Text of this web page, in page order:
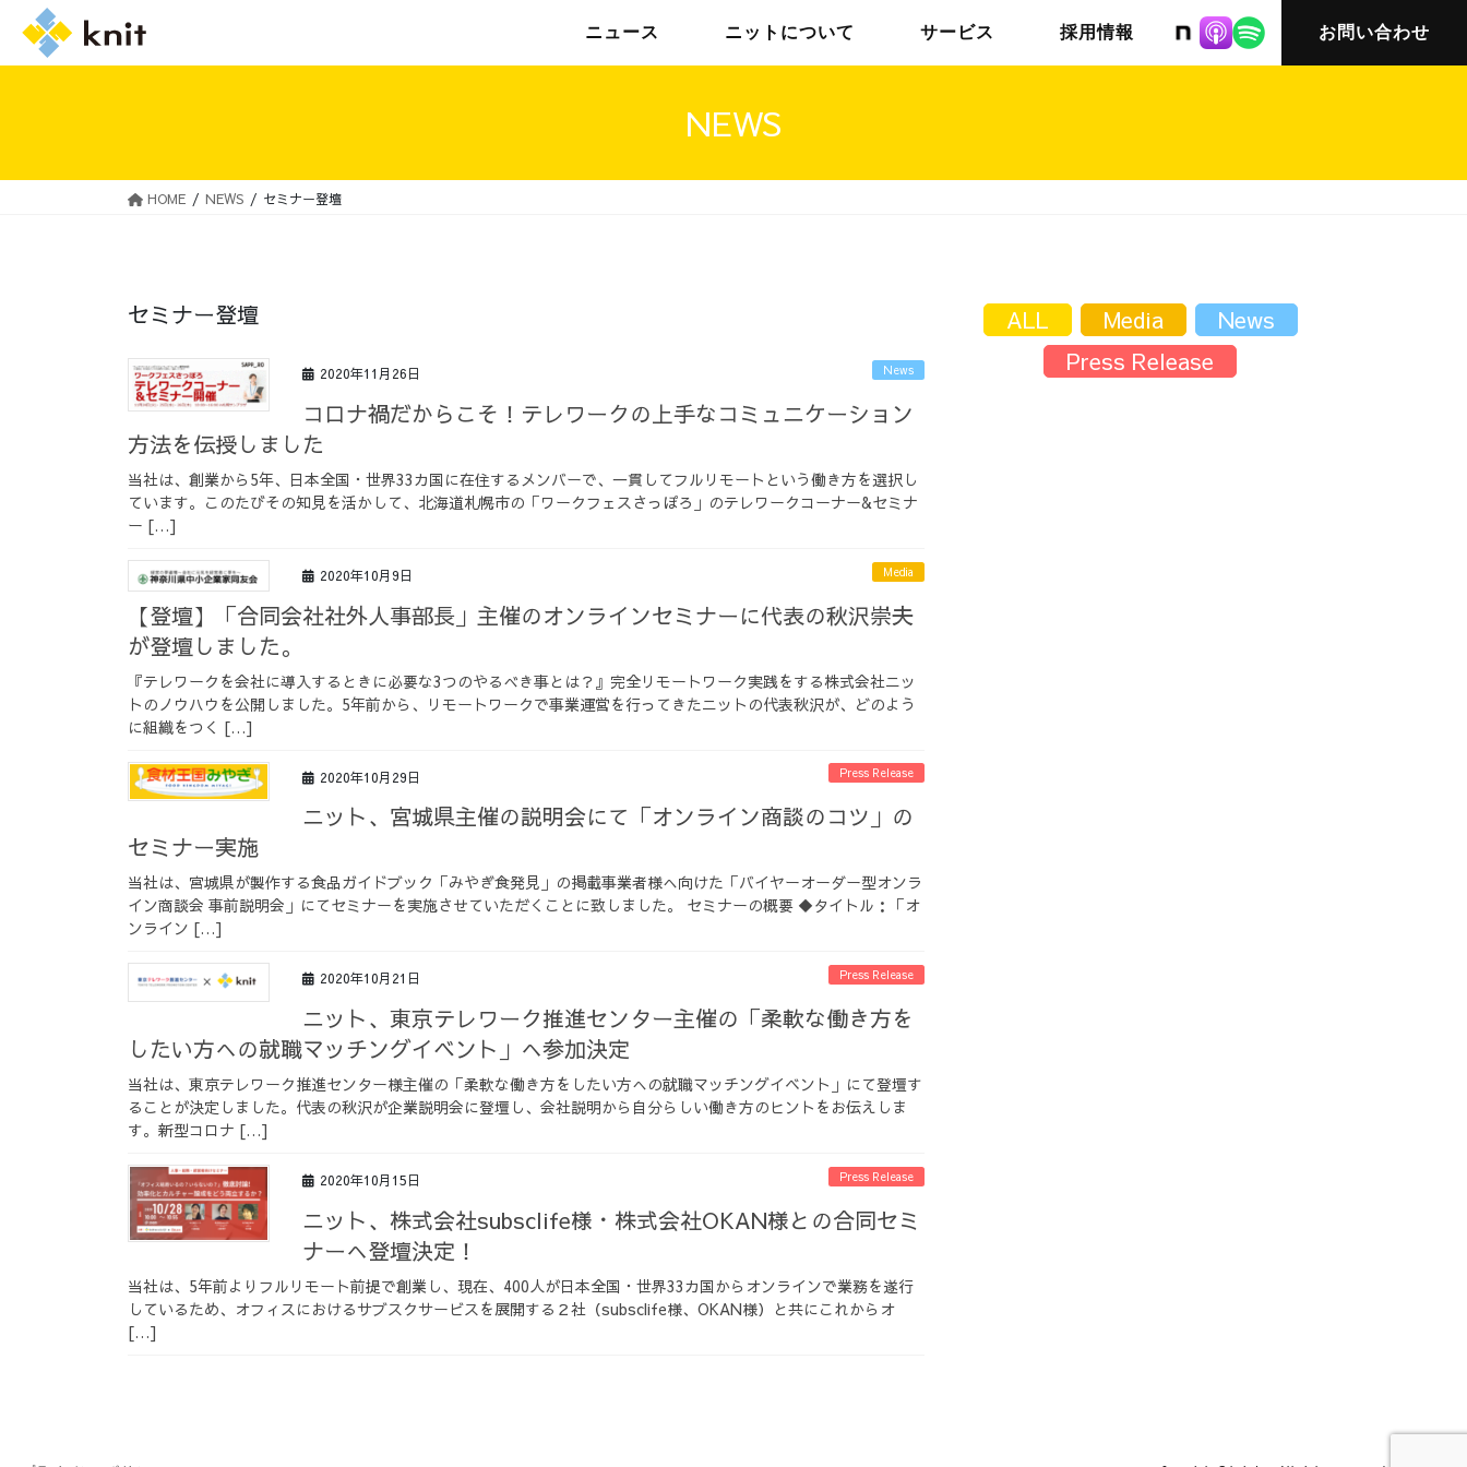
株式会社ニット
ニュース ニットについて サービス 採用情報 お問い合わせ
NEWS
HOME NEWS セミナー登壇
セミナー登壇
2020年11月26日 News
コロナ禍だからこそ！テレワークの上手なコミュニケーション
方法を伝授しました
当社は、創業から5年、日本全国・世界33カ国に在住するメンバーで、一貫してフルリモートという働き方を選択し
ています。このたびその知見を活かして、北海道札幌市の「ワークフェスさっぽろ」のテレワークコーナー&セミナ
ー […]
2020年10月9日 Media
【登壇】「合同会社社外人事部長」主催のオンラインセミナーに代表の秋沢崇夫
が登壇しました。
『テレワークを会社に導入するときに必要な3つのやるべき事とは？』完全リモートワーク実践をする株式会社ニッ
トのノウハウを公開しました。5年前から、リモートワークで事業運営を行ってきたニットの代表秋沢が、どのよう
に組織をつく […]
2020年10月29日 Press Release
ニット、宮城県主催の説明会にて「オンライン商談のコツ」の
セミナー実施
当社は、宮城県が製作する食品ガイドブック「みやぎ食発見」の掲載事業者様へ向けた「バイヤーオーダー型オンラ
イン商談会 事前説明会」にてセミナーを実施させていただくことに致しました。 セミナーの概要 ◆タイトル：「オ
ンライン […]
2020年10月21日 Press Release
ニット、東京テレワーク推進センター主催の「柔軟な働き方を
したい方への就職マッチングイベント」へ参加決定
当社は、東京テレワーク推進センター様主催の「柔軟な働き方をしたい方への就職マッチングイベント」にて登壇す
ることが決定しました。代表の秋沢が企業説明会に登壇し、会社説明から自分らしい働き方のヒントをお伝えしま
す。新型コロナ […]
2020年10月15日 Press Release
ニット、株式会社subsclife様・株式会社OKAN様との合同セミ
ナーへ登壇決定！
当社は、5年前よりフルリモート前提で創業し、現在、400人が日本全国・世界33カ国からオンラインで業務を遂行
しているため、オフィスにおけるサブスクサービスを展開する２社（subsclife様、OKAN様）と共にこれからオ
[…]
ALL Media
News
Press Release